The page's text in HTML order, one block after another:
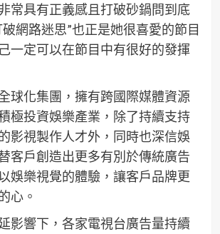
常具有正義感且打破砂鍋問到底
網路迷思”也正是她很喜愛的節目
一定可以在節目中有很好的發揮
球化集團，擁有跨國際媒體資源
極投資娛樂產業，除了持續支持
影視製作人才外，同時也深信娛
客戶創造出更多有別於傳統廣告
娛樂視覺的體驗，讓客戶品牌更
心。
影響下，各家電視台廣告量持續